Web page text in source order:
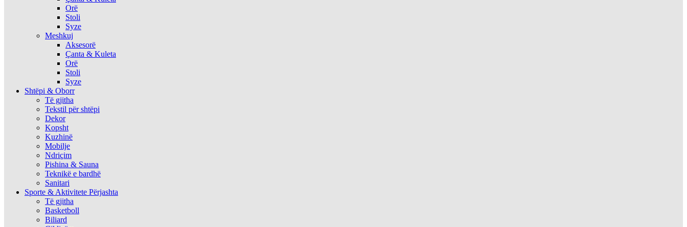
Orë
Stoli
Syze
Meshkuj
Aksesorë
Çanta & Kuleta
Orë
Stoli
Syze
Shtëpi & Oborr
Të gjitha
Tekstil për shtëpi
Dekor
Kopsht
Kuzhinë
Mobilje
Ndriçim
Pishina & Sauna
Teknikë e bardhë
Sanitari
Sporte & Aktivitete Përjashta
Të gjitha
Basketboll
Biliard